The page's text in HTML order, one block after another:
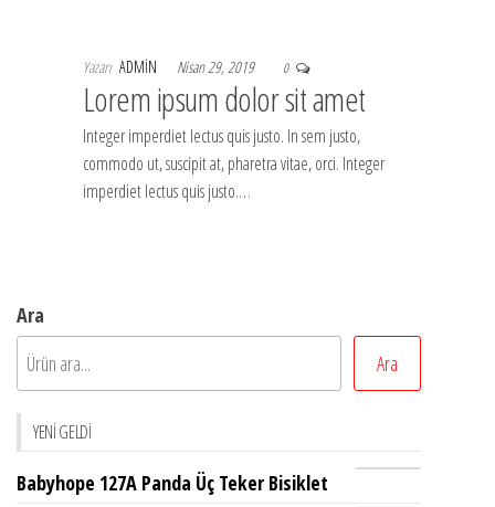
Yazarı ADMIN Nisan 29, 2019 0
Lorem ipsum dolor sit amet
Integer imperdiet lectus quis justo. In sem justo,
commodo ut, suscipit at, pharetra vitae, orci. Integer
imperdiet lectus quis justo.…
Ara
Ara
YENI GELDI
Babyhope 127A Panda Üç Teker Bisiklet